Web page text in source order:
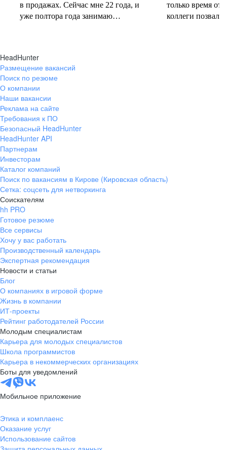
в продажах. Сейчас мне 22 года, и
уже полтора года занимаю
образование. Молодежь сегодня
задаёт тренды и меняет рынок
труда, и горжусь тем, что являюсь
только время от
коллеги позвали
HeadHunter
Размещение вакансий
Поиск по резюме
О компании
Наши вакансии
Реклама на сайте
Требования к ПО
Безопасный HeadHunter
HeadHunter API
Партнерам
Инвесторам
Каталог компаний
Поиск по вакансиям в Кирове (Кировская область)
Сетка: соцсеть для нетворкинга
Соискателям
hh PRO
Готовое резюме
Все сервисы
Хочу у вас работать
Производственный календарь
Экспертная рекомендация
Новости и статьи
Блог
О компаниях в игровой форме
Жизнь в компании
ИТ-проекты
Рейтинг работодателей России
Молодым специалистам
Карьера для молодых специалистов
Школа программистов
Карьера в некоммерческих организациях
Боты для уведомлений
Мобильное приложение
Этика и комплаенс
Оказание услуг
Использование сайтов